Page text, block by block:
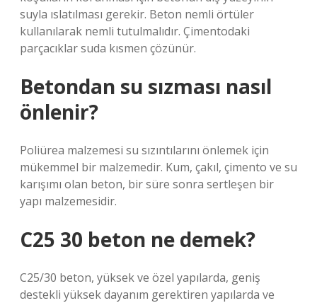
suyla ıslatılması gerekir. Beton nemli örtüler
kullanılarak nemli tutulmalıdır. Çimentodaki
parçacıklar suda kısmen çözünür.
Betondan su sızması nasıl
önlenir?
Poliürea malzemesi su sızıntılarını önlemek için
mükemmel bir malzemedir. Kum, çakıl, çimento ve su
karışımı olan beton, bir süre sonra sertleşen bir
yapı malzemesidir.
C25 30 beton ne demek?
C25/30 beton, yüksek ve özel yapılarda, geniş
destekli yüksek dayanım gerektiren yapılarda ve